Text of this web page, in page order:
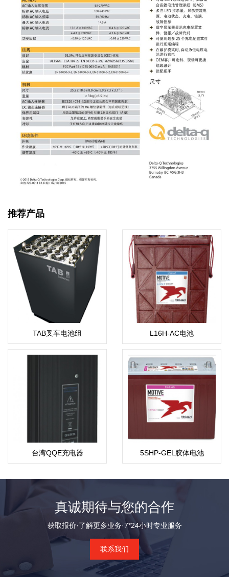
推荐产品
TAB叉车电池组 L16H-AC电池
台湾QQE充电器 5SHP-GEL胶体电池
真诚期待与您的合作
获取报价·了解更多业务·7*24小时专业服务
联系我们